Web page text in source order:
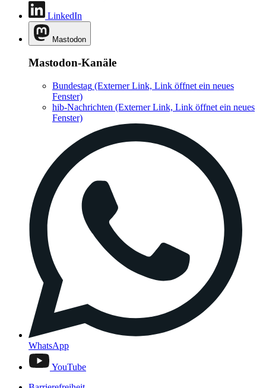
LinkedIn
Mastodon
Mastodon-Kanäle
Bundestag (Externer Link, Link öffnet ein neues
Fenster)
hib-Nachrichten (Externer Link, Link öffnet ein neues
Fenster)
WhatsApp
YouTube